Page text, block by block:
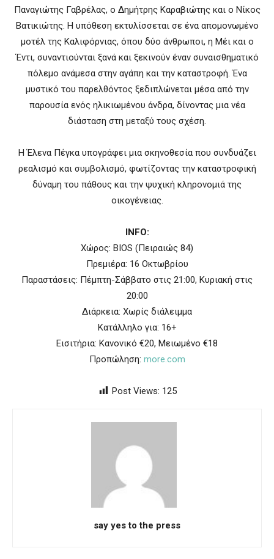
Παναγιώτης Γαβρέλας, ο Δημήτρης Καραβιώτης και ο Νίκος
Βατικιώτης. Η υπόθεση εκτυλίσσεται σε ένα απομονωμένο
μοτέλ της Καλιφόρνιας, όπου δύο άνθρωποι, η Μέι και ο
Έντι, συναντιούνται ξανά και ξεκινούν έναν συναισθηματικό
πόλεμο ανάμεσα στην αγάπη και την καταστροφή. Ένα
μυστικό του παρελθόντος ξεδιπλώνεται μέσα από την
παρουσία ενός ηλικιωμένου άνδρα, δίνοντας μια νέα
διάσταση στη μεταξύ τους σχέση.
Η Έλενα Πέγκα υπογράφει μια σκηνοθεσία που συνδυάζει
ρεαλισμό και συμβολισμό, φωτίζοντας την καταστροφική
δύναμη του πάθους και την ψυχική κληρονομιά της
οικογένειας.
INFO:
Χώρος: BIOS (Πειραιώς 84)
Πρεμιέρα: 16 Οκτωβρίου
Παραστάσεις: Πέμπτη-Σάββατο στις 21:00, Κυριακή στις
20:00
Διάρκεια: Χωρίς διάλειμμα
Κατάλληλο για: 16+
Εισιτήρια: Κανονικό €20, Μειωμένο €18
Προπώληση: more.com
Post Views: 125
say yes to the press